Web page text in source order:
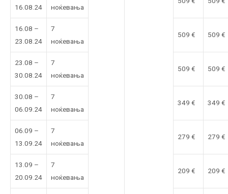
16.08.24
ноќевања
16.08 –
23.08.24
7
ноќевања
509 € 509 €
23.08 –
30.08.24
7
ноќевања
509 € 509 €
30.08 –
06.09.24
7
ноќевања
349 € 349 €
06.09 –
13.09.24
7
ноќевања
279 € 279 €
13.09 –
20.09.24
7
ноќевања
209 € 209 €